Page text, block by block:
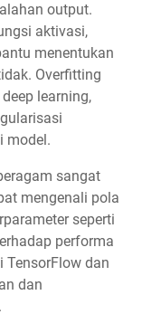
output.
aktivasi,
menentukan
Overfitting
learning,
model.
sangat
mengenali pola
seperti
performa
TensorFlow dan
dan